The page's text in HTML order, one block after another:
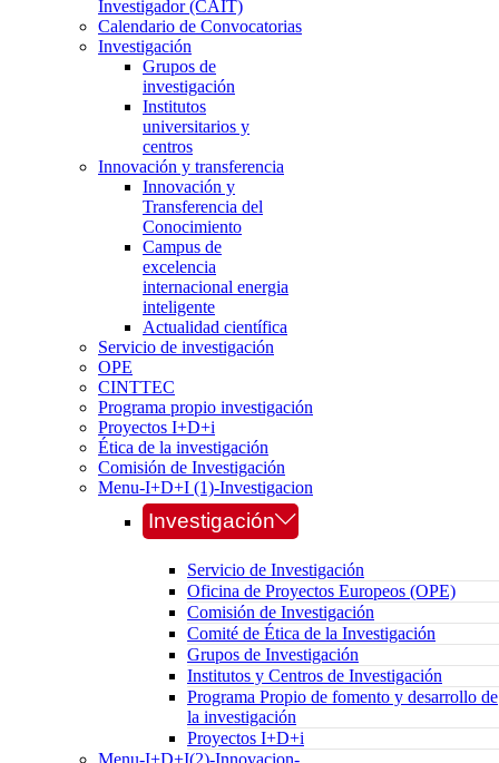
Investigador (CAIT)
Calendario de Convocatorias
Investigación
Grupos de
investigación
Institutos
universitarios y
centros
Innovación y transferencia
Innovación y
Transferencia del
Conocimiento
Campus de
excelencia
internacional energia
inteligente
Actualidad científica
Servicio de investigación
OPE
CINTTEC
Programa propio investigación
Proyectos I+D+i
Ética de la investigación
Comisión de Investigación
Menu-I+D+I (1)-Investigacion
Investigación
Servicio de Investigación
Oficina de Proyectos Europeos (OPE)
Comisión de Investigación
Comité de Ética de la Investigación
Grupos de Investigación
Institutos y Centros de Investigación
Programa Propio de fomento y desarrollo de
la investigación
Proyectos I+D+i
Menu-I+D+I(2)-Innovacion-